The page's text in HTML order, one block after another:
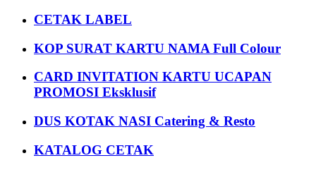
CETAK LABEL
KOP SURAT KARTU NAMA Full Colour
CARD INVITATION KARTU UCAPAN
PROMOSI Eksklusif
DUS KOTAK NASI Catering & Resto
KATALOG CETAK